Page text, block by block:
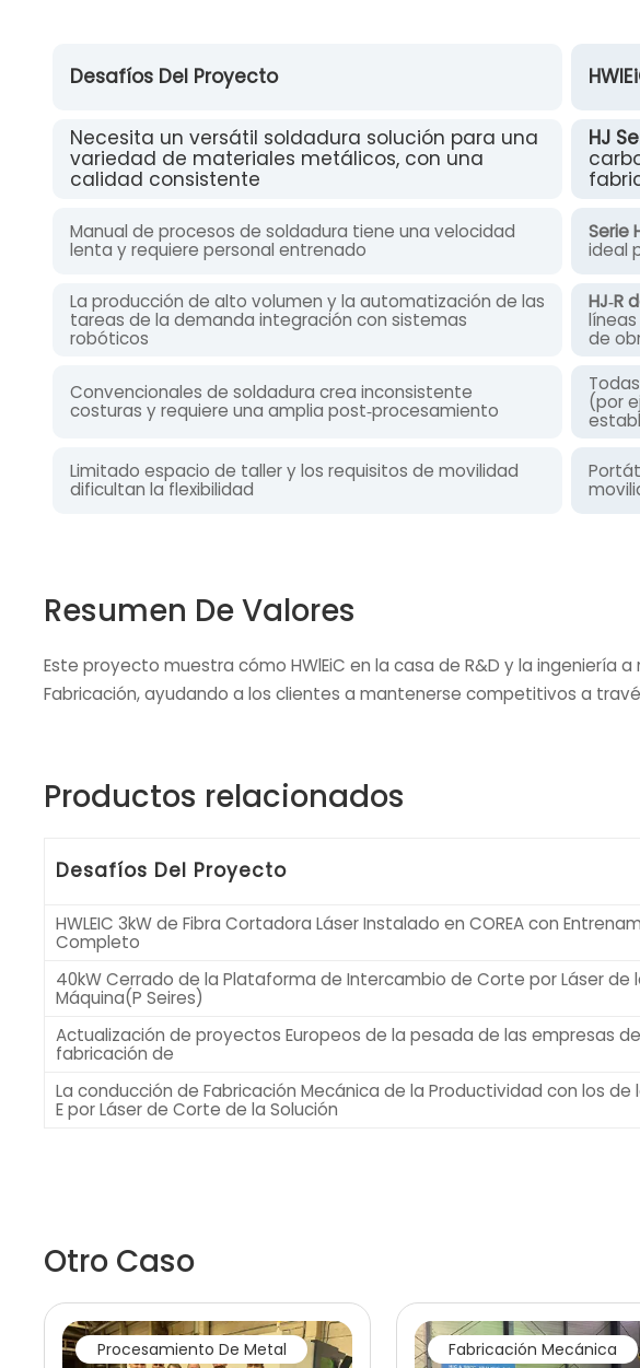
Desafíos Del Proyecto
Necesita un versátil soldadura solución para una
variedad de materiales metálicos, con una
calidad consistente
HJ
Manual de procesos de soldadura tiene una velocidad
lenta y requiere personal entrenado
Serie
ideal
La producción de alto volumen y la automatización de las
tareas de la demanda integración con sistemas
robóticos
HJ‑R
de
Convencionales de soldadura crea inconsistente
costuras y requiere una amplia post‑procesamiento
(por
Limitado espacio de taller y los requisitos de movilidad
dificultan la flexibilidad
Resumen De Valores
Este proyecto muestra cómo HWlEiC en la casa de R&D y la
Fabricación, ayudando a los clientes a mantenerse competitivos a
Productos relacionados
Desafíos Del Proyecto
HWLEIC 3kW de Fibra Cortadora Láser Instalado en COREA con
Completo
40kW Cerrado de la Plataforma de Intercambio de Corte por Láser de
Máquina(P Seires)
Actualización de proyectos Europeos de la pesada de las empresas de
fabricación de
La conducción de Fabricación Mecánica de la Productividad con los de
E por Láser de Corte de la Solución
Otro Caso
Procesamiento De Metal Fabricación Mecánica